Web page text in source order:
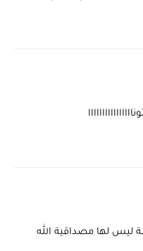
ليس لها مصداقية الله